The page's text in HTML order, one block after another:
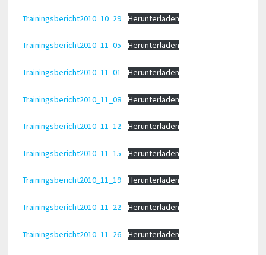
Trainingsbericht2010_10_29 Herunterladen
Trainingsbericht2010_11_05 Herunterladen
Trainingsbericht2010_11_01 Herunterladen
Trainingsbericht2010_11_08 Herunterladen
Trainingsbericht2010_11_12 Herunterladen
Trainingsbericht2010_11_15 Herunterladen
Trainingsbericht2010_11_19 Herunterladen
Trainingsbericht2010_11_22 Herunterladen
Trainingsbericht2010_11_26 Herunterladen